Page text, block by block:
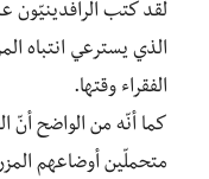
لقد كتب الرافدينيّون
الذي يسترعي انتباه
الفقراء وقتها.
كما أنّه من الواضح أنّ
متحملّين أوضاعهم